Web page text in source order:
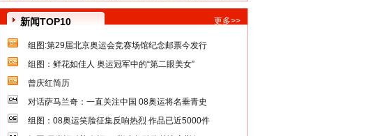
新闻TOP10 更多>>
组图:第29届北京奥运会竞赛场馆纪念邮票今发行
组图：鲜花如佳人 奥运冠军中的“第二眼美女”
曾庆红简历
对话萨马兰奇：一直关注中国 08奥运将名垂青史
组图：08奥运笑脸征集反响热烈 作品已近5000件